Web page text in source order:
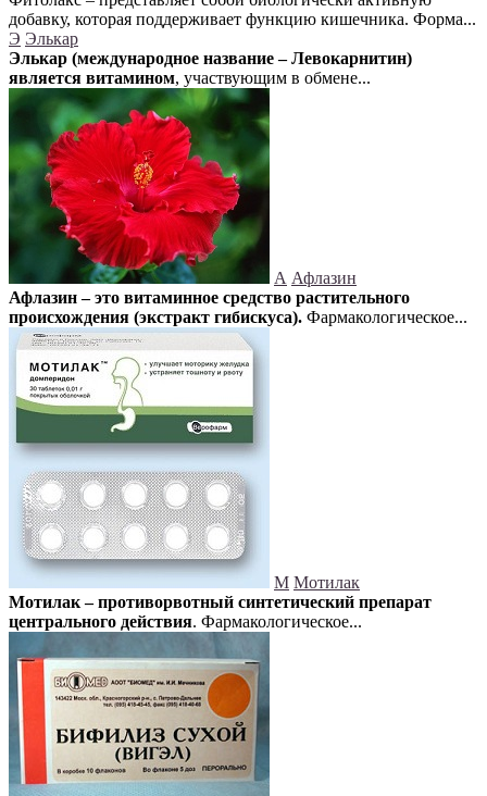
добавку, которая поддерживает функцию кишечника. Форма...
Э Элькар
Элькар (международное название – Левокарнитин)
является витамином, участвующим в обмене...
А Афлазин
Афлазин – это витаминное средство растительного
происхождения (экстракт гибискуса). Фармакологическое...
М Мотилак
Мотилак – противорвотный синтетический препарат
центрального действия. Фармакологическое...